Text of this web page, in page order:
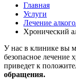
Главная
Услуги
Лечение
Хронический
У нас в клинике вы
безопасное лечение
приведет к
обращения.